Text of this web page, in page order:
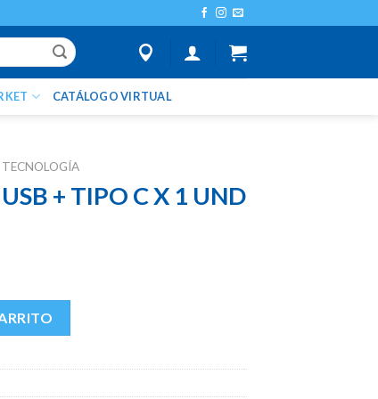
CATÁLOGO VIRTUAL
TECNOLOGÍA
+ TIPO C X 1 UND
UND cantidad